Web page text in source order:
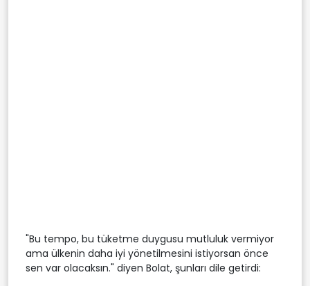
"Bu tempo, bu tüketme duygusu mutluluk vermiyor
ama ülkenin daha iyi yönetilmesini istiyorsan önce
sen var olacaksın." diyen Bolat, şunları dile getirdi: